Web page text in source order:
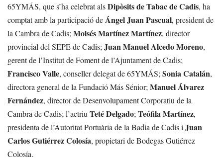
65YMÁS, que s’ha celebrat alsDipòsits de Tabac de Cadis, ha
comptat amb la participació deÁngel Juan Pascual, president de
la Cambra de Cadis;Moisés Martínez Martínez, director
provincial del SEPE de Cadis;Juan Manuel Alcedo Moreno,
gerent de l’Institut de Foment de l’Ajuntament de Cadis;
Francisco Valle, conseller delegat de 65YMÁS;Sonia Catalán,
directora general de la Fundació Más Sénior;Manuel Álvarez
Fernández, director de Desenvolupament Corporatiu de la
Cambra de Cadis; l’actriuTeté Delgado;Teófila Martínez,
presidenta de l’Autoritat Portuària de la Badia de Cadis iJuan
Carlos Gutiérrez Colosía, propietari de Bodegas Gutiérrez
Colosía.